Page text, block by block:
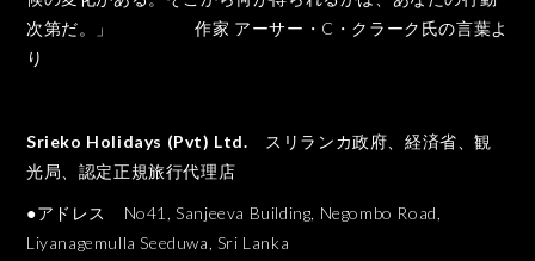
次第だ。」 作家 アーサー・C・クラーク氏の言葉よ
り
Srieko Holidays (Pvt) Ltd. スリランカ政府、経済省、観
光局、認定正規旅行代理店
●アドレス No41, Sanjeeva Building, Negombo Road,
Liyanagemulla Seeduwa, Sri Lanka